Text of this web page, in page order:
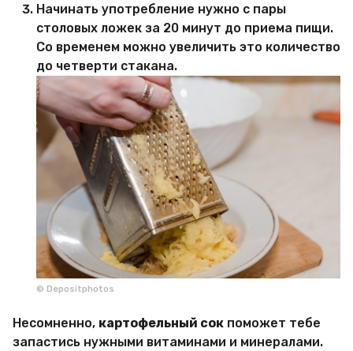
Начинать употребление нужно с пары
столовых ложек за 20 минут до приема пищи.
Со временем можно увеличить это количество
до четверти стакана.
© Depositphotos
Несомненно, картофельный сок поможет тебе
запастись нужными витаминами и минералами.